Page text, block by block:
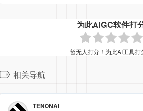
为此AIGC软件打
暂无人打分！为此AI工具打
相关导航
TENONAI